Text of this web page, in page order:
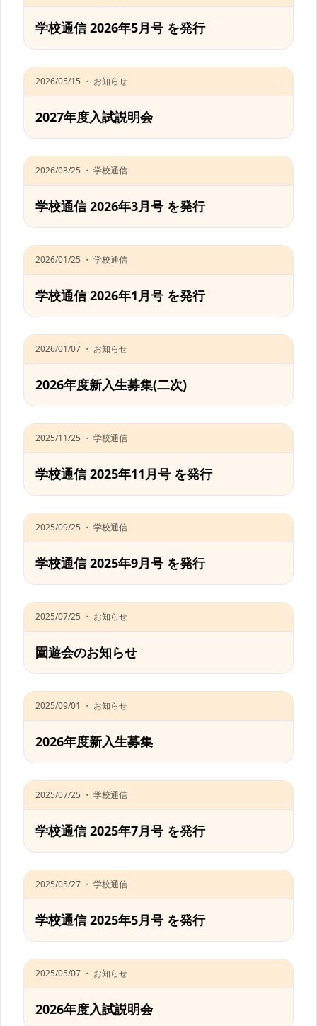
学校通信 2026年5月号 を発行
2026/05/15 ・ お知らせ
2027年度入試説明会
2026/03/25 ・ 学校通信
学校通信 2026年3月号 を発行
2026/01/25 ・ 学校通信
学校通信 2026年1月号 を発行
2026/01/07 ・ お知らせ
2026年度新入生募集(二次)
2025/11/25 ・ 学校通信
学校通信 2025年11月号 を発行
2025/09/25 ・ 学校通信
学校通信 2025年9月号 を発行
2025/07/25 ・ お知らせ
園遊会のお知らせ
2025/09/01 ・ お知らせ
2026年度新入生募集
2025/07/25 ・ 学校通信
学校通信 2025年7月号 を発行
2025/05/27 ・ 学校通信
学校通信 2025年5月号 を発行
2025/05/07 ・ お知らせ
2026年度入試説明会